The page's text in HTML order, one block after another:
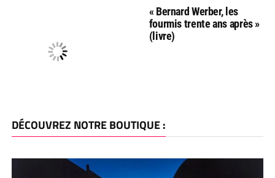
« Bernard Werber, les
fourmis trente ans après »
(livre)
DÉCOUVREZ NOTRE BOUTIQUE :